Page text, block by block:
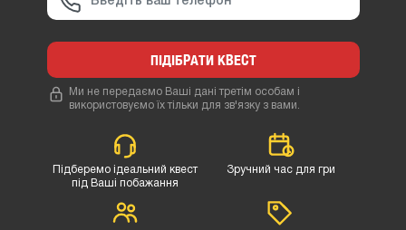
ПІДІБРАТИ КВЕСТ
Ми не передаємо Ваші дані третім особам і
використовуємо їх тільки для зв'язку з вами.
Підберемо ідеальний квест
під Ваші побажання
Зручний час для гри